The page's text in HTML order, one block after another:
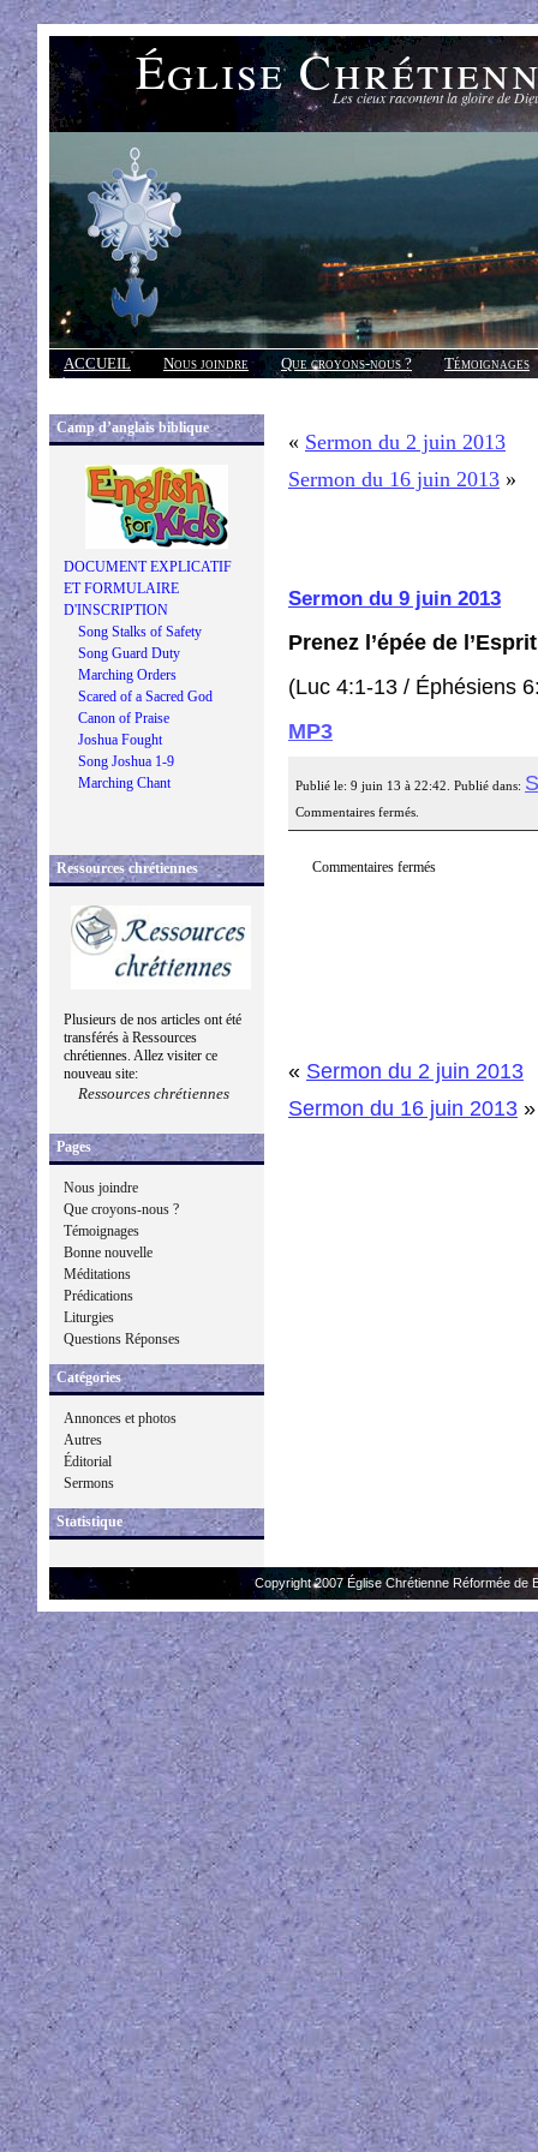
Église Les cieux racontent la gloire de
ACCUEIL Nous joindre Que croyons-nous ?
Témoignages
Réponses
Camp d’anglais biblique
DOCUMENT EXPLICATIF
ET FORMULAIRE
D'INSCRIPTION
Song Stalks of Safety
Song Guard Duty
Marching Orders
Scared of a Sacred God
Canon of Praise
Joshua Fought
Song Joshua 1-9
Marching Chant
Ressources chrétiennes
Plusieurs de nos articles ont été
transférés à Ressources
chrétiennes. Allez visiter ce
nouveau site:
Ressources chrétiennes
Pages
Nous joindre
Que croyons-nous ?
Témoignages
Bonne nouvelle
Méditations
Prédications
Liturgies
Questions Réponses
Catégories
Annonces et photos
Autres
Éditorial
Sermons
Statistique
« Sermon du 2 juin 2013
Sermon du 16 juin 2013 »
Sermon du 9 juin 2013
Prenez l’épée de
(Luc 4:1-13 / Éphésiens
MP3
Publié le: 9 juin 13 à 22:42. Publié dans:
Commentaires fermés.
Commentaires fermés
« Sermon du 2 juin 2013
Sermon du 16 juin 2013 »
Copyright 2007 Église Chrétienne Réformée de